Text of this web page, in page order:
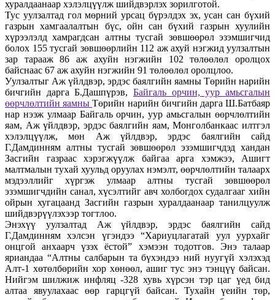
хуралдаанаар хэлэлцүүлж шийдвэрлэх зорилготой.
Тус уулзалтад гол мөрний урсац бүрэлдэх эх, усан сан бүхий
газрын хамгаалалтын бүс, ойн сан бүхий газрын хуулийн
хүрээлэлд хамрагдсан алтны тусгай зөвшөөрөл эзэмшигчид
болох 155 тусгай зөвшөөрлийн 112 аж ахуй нэгжид уулзалтын
зар тарааж 86 аж ахуйн нэгжийн 102 төлөөлөл оролцох
байснаас 67 аж ахуйн нэгжийн 91 төлөөлөл оролцлоо.
Уулзалтыг Аж үйлдвэр, эрдэс баялгийн яамны Төрийн нарийн
бичгийн дарга Б.Дашпүрэв, Байгаль орчин, уур амьсгалын
өөрчлөлтийн яамныТөрийн нарийн бичгийн дарга Ш.Батбаяр
нар нээж улмаар Байгаль орчин, уур амьсгалын өөрчлөлтийн
яам, Аж үйлдвэр, эрдэс баялгийн яам, Монголбанкаас илтгэл
хэлэлцүүлж, мөн Аж үйлдвэр, эрдэс баялгийн сайд
Г.Дамдинням алтны тусгай зөвшөөрөл эзэмшигчдэд хандан
Засгийн газраас хэрэгжүүлж байгаа арга хэмжээ, Ашигт
малтмалын тухай хуульд оруулах нэмэлт, өөрчлөлтийн талаарх
мэдээллийг хүргэж улмаар алтны тусгай зөвшөөрөл
эзэмшигчдийн санал, хүсэлтийг авч холбогдох судалгааг хийн
ойрын хугацаанд Засгийн газрын хуралдаанаар танилцуулж
шийдвэрүүлэхээр тогтлоо.
Энэхүү уулзалтад Аж үйлдвэр, эрдэс баялгийн сайд
Г.Дамдинням хэлсэн үгэндээ “Хариуцлагатай уул уурхайг
онцгой анхаарч үзэх ёстой” хэмээн тодотгов. Энэ талаар
яриандаа “Алтны салбарын та бүхэндээ ний нуугүй хэлэхэд
Алт-1 хөтөлбөрийн хор хөнөөл, ашиг тус энэ тэнцүү байсан.
Нийгэм шилжиж инфляц -328 хувь хүрсэн тэр цаг үед бид
алтаа явуулахаас өөр гарцгүй байсан. Тухайн үеийн төр,